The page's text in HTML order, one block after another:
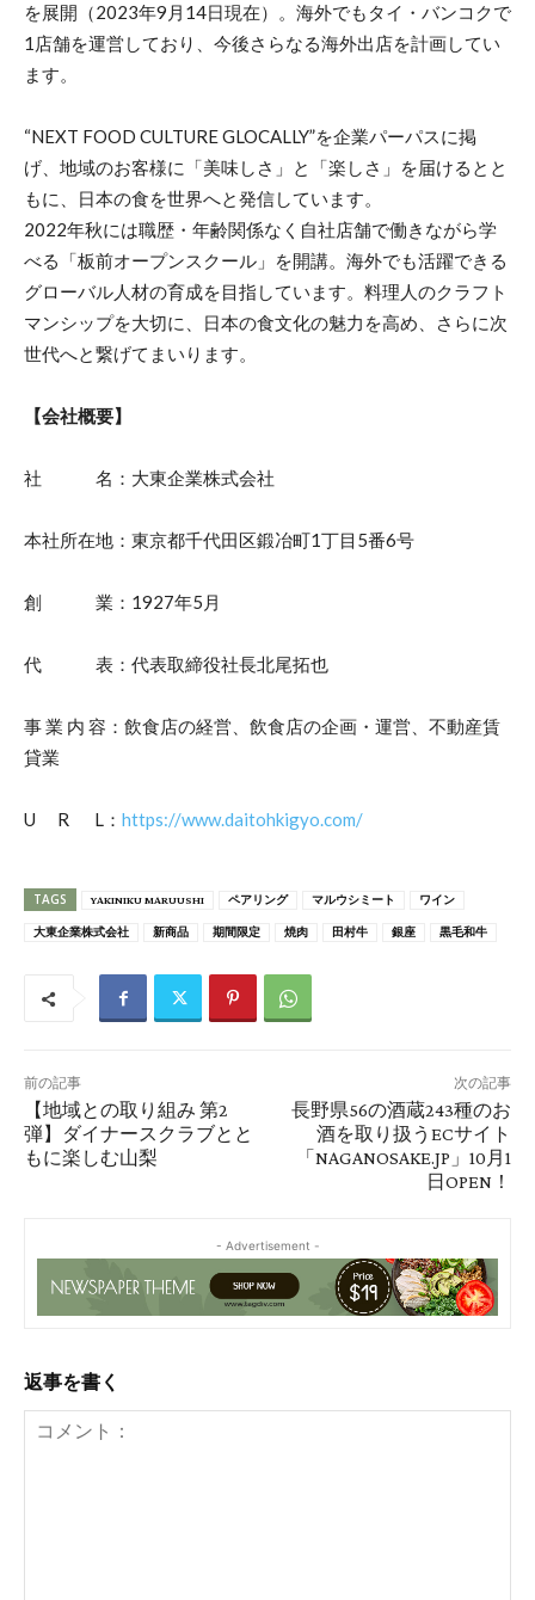
を展開（2023年9月14日現在）。海外でもタイ・バンコクで
1店舗を運営しており、今後さらなる海外出店を計画してい
ます。
“NEXT FOOD CULTURE GLOCALLY”を企業パーパスに掲
げ、地域のお客様に「美味しさ」と「楽しさ」を届けるとと
もに、日本の食を世界へと発信しています。
2022年秋には職歴・年齢関係なく自社店舗で働きながら学
べる「板前オープンスクール」を開講。海外でも活躍できる
グローバル人材の育成を目指しています。料理人のクラフト
マンシップを大切に、日本の食文化の魅力を高め、さらに次
世代へと繋げてまいります。
【会社概要】
社 名：大東企業株式会社
本社所在地：東京都千代田区鍛冶町1丁目5番6号
創 業：1927年5月
代 表：代表取締役社長北尾拓也
事 業 内 容：飲食店の経営、飲食店の企画・運営、不動産賃
貸業
U R L： https://www.daitohkigyo.com/
TAGS YAKINIKU MARUUSHI ペアリング マルウシミート ワイン
大東企業株式会社 新商品 期間限定 焼肉 田村牛 銀座 黒毛和牛
前の記事
【地域との取り組み 第2
弾】ダイナースクラブとと
もに楽しむ山梨
次の記事
長野県56の酒蔵243種のお
酒を取り扱うECサイト
「NAGANOSAKE.JP」10月1
日OPEN！
- Advertisement -
返事を書く